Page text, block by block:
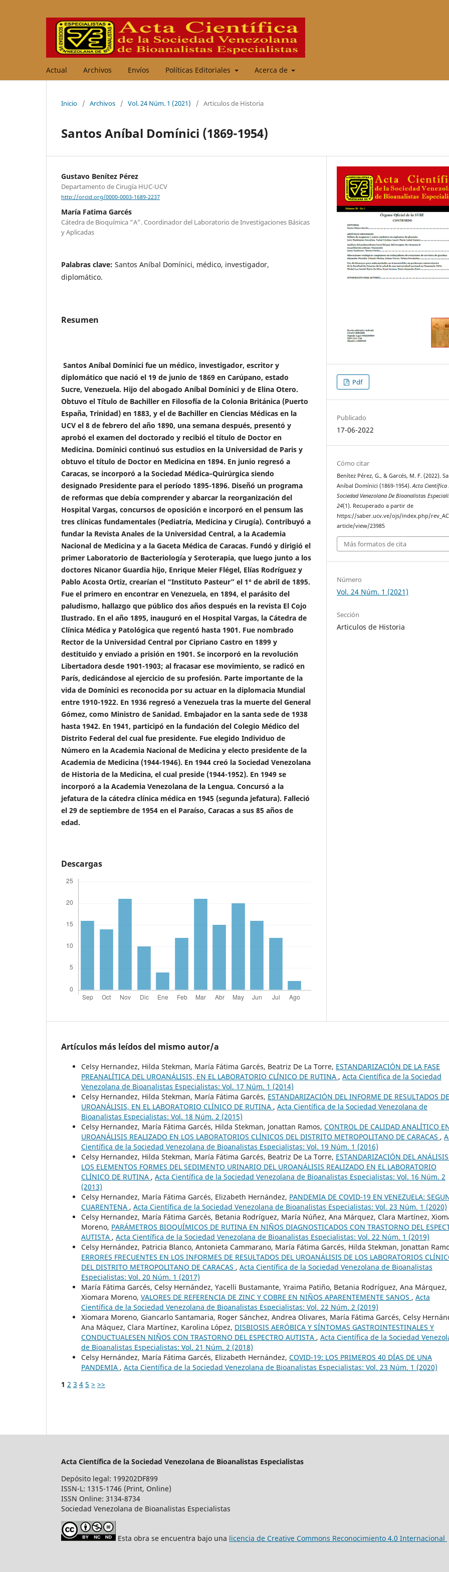
Actual Archivos Envíos Políticas Editoriales Acerca de
Inicio / Archivos / Vol. 24 Núm. 1 (2021) / Articulos de Historia
Santos Aníbal Domínici (1869-1954)
Gustavo Benítez Pérez
Departamento de Cirugía HUC-UCV
http://orcid.org/0000-0003-1689-2237
María Fatima Garcés
Cátedra de Bioquímica “A”. Coordinador del Laboratorio de Investigaciones Básicas
y Aplicadas
Palabras clave: Santos Aníbal Domínici, médico, investigador,
diplomático.
Resumen
Santos Aníbal Domínici fue un médico, investigador, escritor y
diplomático que nació el 19 de junio de 1869 en Carúpano, estado
Sucre, Venezuela. Hijo del abogado Aníbal Domínici y de Elina Otero.
Obtuvo el Título de Bachiller en Filosofía de la Colonia Británica (Puerto
España, Trinidad) en 1883, y el de Bachiller en Ciencias Médicas en la
UCV el 8 de febrero del año 1890, una semana después, presentó y
aprobó el examen del doctorado y recibió el título de Doctor en
Medicina. Domínici continuó sus estudios en la Universidad de Paris y
obtuvo el título de Doctor en Medicina en 1894. En junio regresó a
Caracas, se incorporó a la Sociedad Médica–Quirúrgica siendo
designado Presidente para el período 1895-1896. Diseñó un programa
de reformas que debía comprender y abarcar la reorganización del
Hospital Vargas, concursos de oposición e incorporó en el pensum las
tres clínicas fundamentales (Pediatría, Medicina y Cirugía). Contribuyó a
fundar la Revista Anales de la Universidad Central, a la Academia
Nacional de Medicina y a la Gaceta Médica de Caracas. Fundó y dirigió el
primer Laboratorio de Bacteriología y Seroterapia, que luego junto a los
doctores Nicanor Guardia hijo, Enrique Meier Flégel, Elías Rodríguez y
Pablo Acosta Ortiz, crearían el “Instituto Pasteur” el 1° de abril de 1895.
Fue el primero en encontrar en Venezuela, en 1894, el parásito del
paludismo, hallazgo que público dos años después en la revista El Cojo
Ilustrado. En el año 1895, inauguró en el Hospital Vargas, la Cátedra de
Clínica Médica y Patológica que regentó hasta 1901. Fue nombrado
Rector de la Universidad Central por Cipriano Castro en 1899 y
destituido y enviado a prisión en 1901. Se incorporó en la revolución
Libertadora desde 1901-1903; al fracasar ese movimiento, se radicó en
París, dedicándose al ejercicio de su profesión. Parte importante de la
vida de Domínici es reconocida por su actuar en la diplomacia Mundial
entre 1910-1922. En 1936 regresó a Venezuela tras la muerte del General
Gómez, como Ministro de Sanidad. Embajador en la santa sede de 1938
hasta 1942. En 1941, participó en la fundación del Colegio Médico del
Distrito Federal del cual fue presidente. Fue elegido Individuo de
Número en la Academia Nacional de Medicina y electo presidente de la
Academia de Medicina (1944-1946). En 1944 creó la Sociedad Venezolana
de Historia de la Medicina, el cual preside (1944-1952). En 1949 se
incorporó a la Academia Venezolana de la Lengua. Concursó a la
jefatura de la cátedra clínica médica en 1945 (segunda jefatura). Falleció
el 29 de septiembre de 1954 en el Paraíso, Caracas a sus 85 años de
edad.
Descargas
Pdf
Publicado
17-06-2022
Cómo citar
Benítez Pérez, G., & Garcés, M. F. (2022).
Aníbal Domínici (1869-1954).Acta Científica
Sociedad Venezolana De Bioanalistas
24(1). Recuperado a partir de
https://saber.ucv.ve/ojs/index.php/
article/view/23985
Más formatos de cita
Número
Vol. 24 Núm. 1 (2021)
Sección
Articulos de Historia
Artículos más leídos del mismo autor/a
Celsy Hernandez, Hilda Stekman, María Fátima Garcés, Beatriz De La Torre, ESTANDARIZACIÓN DE LA FASE
PREANALÍTICA DEL UROANÁLISIS, EN EL LABORATORIO CLÍNICO DE RUTINA , Acta Científica de la Sociedad
Venezolana de Bioanalistas Especialistas: Vol. 17 Núm. 1 (2014)
Celsy Hernandez, Hilda Stekman, María Fátima Garcés, ESTANDARIZACIÓN DEL INFORME DE RESULTADOS
UROANÁLISIS, EN EL LABORATORIO CLÍNICO DE RUTINA , Acta Científica de la Sociedad Venezolana de
Bioanalistas Especialistas: Vol. 18 Núm. 2 (2015)
Celsy Hernandez, María Fátima Garcés, Hilda Stekman, Jonattan Ramos, CONTROL DE CALIDAD ANALÍTICO
UROANÁLISIS REALIZADO EN LOS LABORATORIOS CLÍNICOS DEL DISTRITO METROPOLITANO DE CARACAS ,
Científica de la Sociedad Venezolana de Bioanalistas Especialistas: Vol. 19 Núm. 1 (2016)
Celsy Hernandez, Hilda Stekman, María Fátima Garcés, Beatriz De La Torre, ESTANDARIZACIÓN DEL
LOS ELEMENTOS FORMES DEL SEDIMENTO URINARIO DEL UROANÁLISIS REALIZADO EN EL LABORATORIO
CLÍNICO DE RUTINA , Acta Científica de la Sociedad Venezolana de Bioanalistas Especialistas: Vol. 16 Núm. 2
(2013)
Celsy Hernandez, María Fátima Garcés, Elizabeth Hernández, PANDEMIA DE COVID-19 EN VENEZUELA:
CUARENTENA , Acta Científica de la Sociedad Venezolana de Bioanalistas Especialistas: Vol. 23 Núm. 1 (2020)
Celsy Hernandez, María Fátima Garcés, Betania Rodríguez, María Núñez, Ana Márquez, Clara Martínez,
Moreno, PARÁMETROS BIOQUÍMICOS DE RUTINA EN NIÑOS DIAGNOSTICADOS CON TRASTORNO DEL
AUTISTA , Acta Científica de la Sociedad Venezolana de Bioanalistas Especialistas: Vol. 22 Núm. 1 (2019)
Celsy Hernández, Patricia Blanco, Antonieta Cammarano, María Fátima Garcés, Hilda Stekman, Jonattan
ERRORES FRECUENTES EN LOS INFORMES DE RESULTADOS DEL UROANÁLISIS DE LOS LABORATORIOS
DEL DISTRITO METROPOLITANO DE CARACAS , Acta Científica de la Sociedad Venezolana de Bioanalistas
Especialistas: Vol. 20 Núm. 1 (2017)
María Fátima Garcés, Celsy Hernández, Yacelli Bustamante, Yraima Patiño, Betania Rodríguez, Ana Márquez,
Xiomara Moreno, VALORES DE REFERENCIA DE ZINC Y COBRE EN NIÑOS APARENTEMENTE SANOS , Acta
Científica de la Sociedad Venezolana de Bioanalistas Especialistas: Vol. 22 Núm. 2 (2019)
Xiomara Moreno, Giancarlo Santamaria, Roger Sánchez, Andrea Olivares, María Fátima Garcés, Celsy
Ana Máquez, Clara Martínez, Karolina López, DISBIOSIS AERÓBICA Y SÍNTOMAS GASTROINTESTINALES Y
CONDUCTUALESEN NIÑOS CON TRASTORNO DEL ESPECTRO AUTISTA , Acta Científica de la Sociedad
de Bioanalistas Especialistas: Vol. 21 Núm. 2 (2018)
Celsy Hernández, María Fátima Garcés, Elizabeth Hernández, COVID-19: LOS PRIMEROS 40 DÍAS DE UNA
PANDEMIA , Acta Científica de la Sociedad Venezolana de Bioanalistas Especialistas: Vol. 23 Núm. 1 (2020)
1 2 3 4 5 > >>
Acta Científica de la Sociedad Venezolana de Bioanalistas Especialistas
Depósito legal: 199202DF899
ISSN-L: 1315-1746 (Print, Online)
ISSN Online: 3134-8734
Sociedad Venezolana de Bioanalistas Especialistas
Esta obra se encuentra bajo una licencia de Creative Commons Reconocimiento 4.0 Internacional